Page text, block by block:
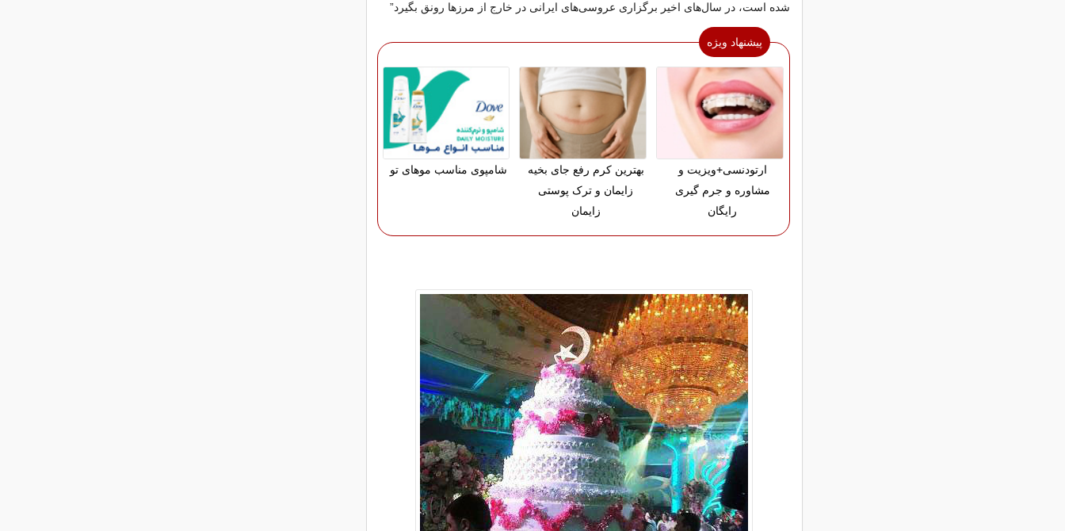
شده است، در سال‌های اخیر برگزاری عروسی‌های ایرانی در خارج از مرزها رونق بگیرد”
پیشنهاد ویژه
ارتودنسی+ویزیت و
مشاوره و جرم گیری
رایگان
بهترین کرم رفع جای بخیه
زایمان و ترک پوستی
زایمان
شامپوی مناسب موهای تو